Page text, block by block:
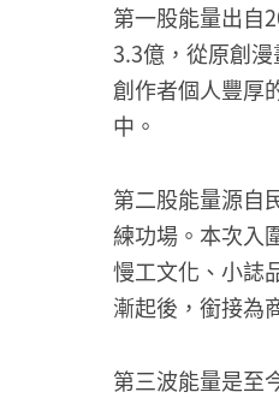
第一股能量出自
3.3億，從原創
創作者個人豐厚
中。
第二股能量源自
練功場。本次入
慢工文化、小誌
漸起後，銜接為
第三波能量是至